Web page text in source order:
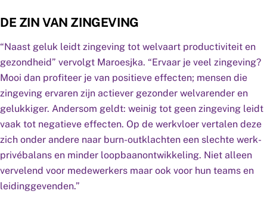
DE ZIN VAN ZINGEVING
“Naast geluk leidt zingeving tot welvaart productiviteit en
gezondheid” vervolgt Maroesjka. “Ervaar je veel zingeving?
Mooi dan profiteer je van positieve effecten; mensen die
zingeving ervaren zijn actiever gezonder welvarender en
gelukkiger. Andersom geldt: weinig tot geen zingeving leidt
vaak tot negatieve effecten. Op de werkvloer vertalen deze
zich onder andere naar burn-outklachten een slechte werk-
privébalans en minder loopbaanontwikkeling. Niet alleen
vervelend voor medewerkers maar ook voor hun teams en
leidinggevenden.”